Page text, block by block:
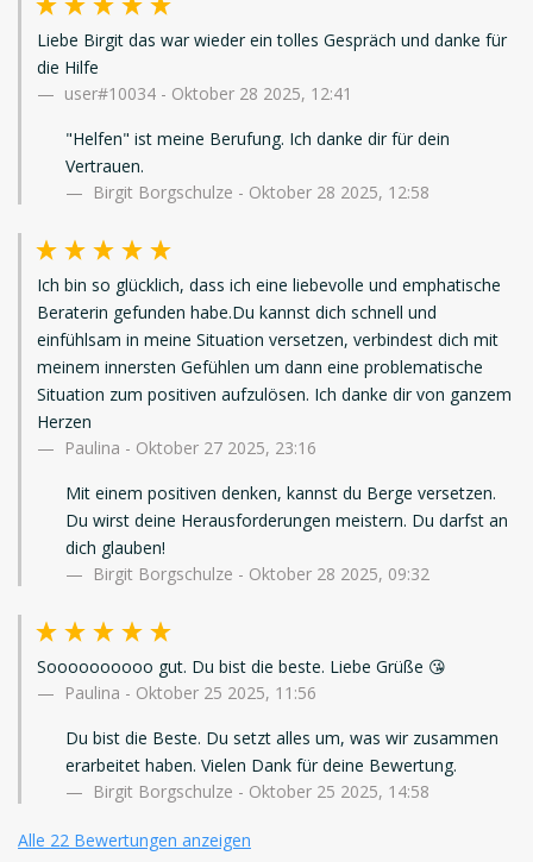
Liebe Birgit das war wieder ein tolles Gespräch und danke für
die Hilfe
user#10034 - Oktober 28 2025, 12:41
"Helfen" ist meine Berufung. Ich danke dir für dein
Vertrauen.
Birgit Borgschulze - Oktober 28 2025, 12:58
Ich bin so glücklich, dass ich eine liebevolle und emphatische
Beraterin gefunden habe.Du kannst dich schnell und
einfühlsam in meine Situation versetzen, verbindest dich mit
meinem innersten Gefühlen um dann eine problematische
Situation zum positiven aufzulösen. Ich danke dir von ganzem
Herzen
Paulina - Oktober 27 2025, 23:16
Mit einem positiven denken, kannst du Berge versetzen.
Du wirst deine Herausforderungen meistern. Du darfst an
dich glauben!
Birgit Borgschulze - Oktober 28 2025, 09:32
Soooooooooo gut. Du bist die beste. Liebe Grüße 😘
Paulina - Oktober 25 2025, 11:56
Du bist die Beste. Du setzt alles um, was wir zusammen
erarbeitet haben. Vielen Dank für deine Bewertung.
Birgit Borgschulze - Oktober 25 2025, 14:58
Alle 22 Bewertungen anzeigen